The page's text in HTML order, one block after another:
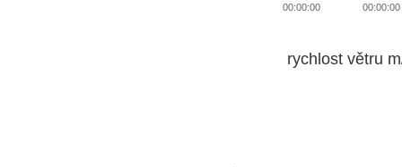
00:00:00
00:00:00
rychlost větru